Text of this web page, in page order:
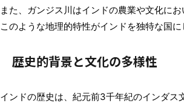
また、ガンジス川はインドの農業や文化にお
このような地理的特性がインドを独特な国に
歴史的背景と文化の多様性
インドの歴史は、紀元前3千年紀のインダス